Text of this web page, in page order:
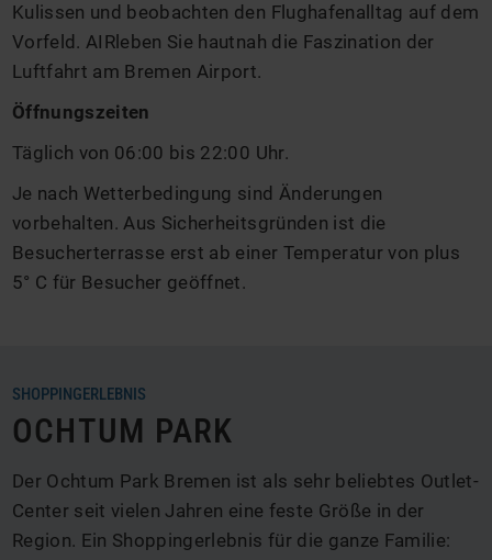
Kulissen und beobachten den Flughafenalltag auf dem
Vorfeld. AIRleben Sie hautnah die Faszination der
Luftfahrt am Bremen Airport.
Öffnungszeiten
Täglich von 06:00 bis 22:00 Uhr.
Je nach Wetterbedingung sind Änderungen
vorbehalten. Aus Sicherheitsgründen ist die
Besucherterrasse erst ab einer Temperatur von plus
5° C für Besucher geöffnet.
SHOPPINGERLEBNIS
OCHTUM PARK
Der Ochtum Park Bremen ist als sehr beliebtes Outlet-
Center seit vielen Jahren eine feste Größe in der
Region. Ein Shoppingerlebnis für die ganze Familie: